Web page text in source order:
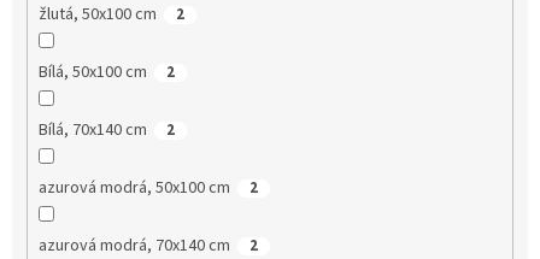
žlutá, 50x100 cm 2
Bílá, 50x100 cm 2
Bílá, 70x140 cm 2
azurová modrá, 50x100 cm 2
azurová modrá, 70x140 cm 2